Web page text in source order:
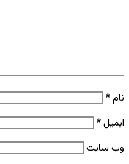
نام*
ایمیل*
وب‌ سایت